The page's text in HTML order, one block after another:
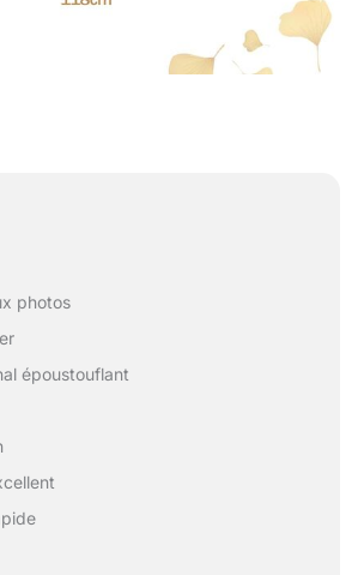
photos
époustouflant